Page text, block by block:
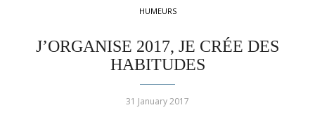
HUMEURS
J’ORGANISE 2017, JE CRÉE DES
HABITUDES
31 January 2017